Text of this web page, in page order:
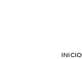
INICIO